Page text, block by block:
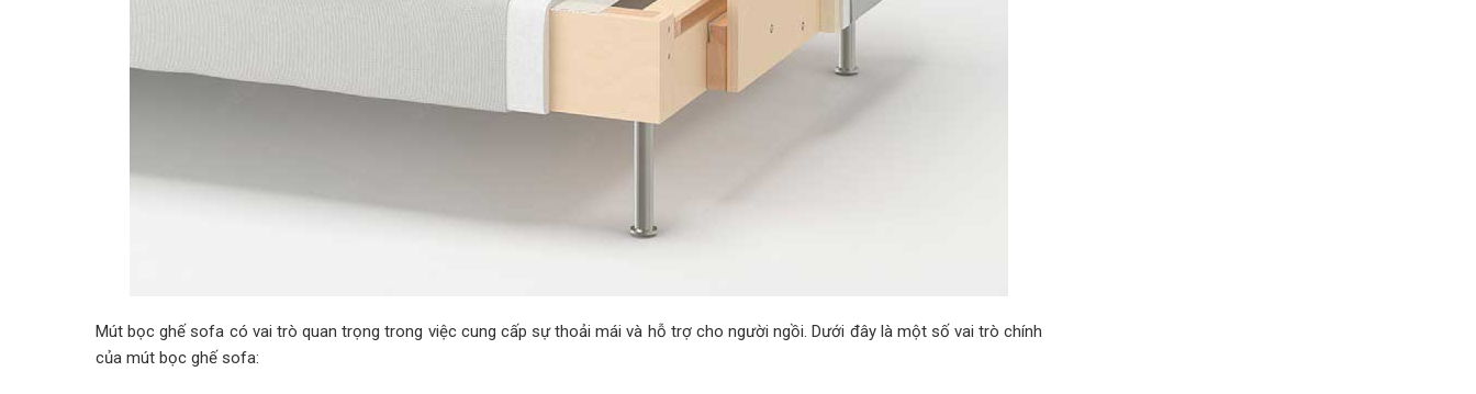
Mút bọc ghế sofa có vai trò quan trọng trong việc cung cấp sự thoải mái và hỗ trợ cho người ngồi. Dưới đây là một số vai trò chính
của mút bọc ghế sofa: